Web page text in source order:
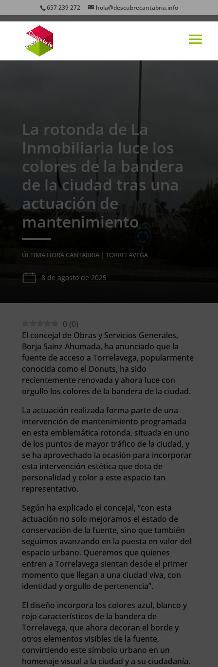
657 239 272 hola@descubrecantabria.info
La rotonda de La
Inmobiliaria luce los
colores de la bandera
de la ciudad tras una
actuación de
mantenimiento
ÚLTIMA HORA CANTABRIA| TORRELAVEGA
8 de agosto de 2025
0 (0)
El concejal de Obras y Servicios Generales,
Borja Sainz Ahumada, ha anunciado que la
fuente de acceso a Torrelavega, popularmente
conocida como el Donuts, ha sido
recientemente renovada y ahora luce con
orgullo los colores de la bandera de la ciudad.
La actuación realizada forma parte de una
intervención de mantenimiento programada
en esta emblemática rotonda, situada en uno
de los puntos de mayor tráfico de la ciudad, y
se ha aprovechado la ocasión para incorporar
esta intervención estética que dota de
personalidad y color a este espacio tan
representativo.
Según ha explicado el concejal, “con esta
actuación no solo mejoramos el estado de
conservación de la fuente, sino que también
seguimos avanzando en la puesta en valor del
espacio urbano. Queremos que quienes
entren a Torrelavega sientan desde el primer
momento que llegan a una ciudad viva, con
identidad y orgullo de pertenencia”.
El diseño incorpora los colores azul, blanco y
rojo característicos de la bandera de
Torrelavega, que ahora decoran el borde y
otros elementos visibles de la fuente,
convirtiendo este símbolo urbano en un
homenaje visual a la ciudad y a su ciudadanía.